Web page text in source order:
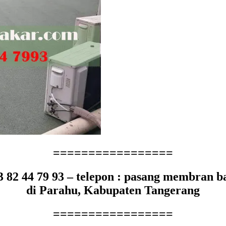
=================
82 44 79 93 – telepon : pasang membran
di Parahu, Kabupaten Tangerang
=================